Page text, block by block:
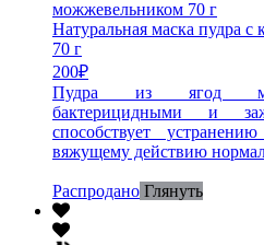
Натуральная маска пудра
70 г
200₽
Пудра из ягод
бактерицидными и
способствует
вяжущему действию
Распродано Глянуть